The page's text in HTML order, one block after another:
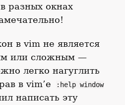
разных окнах
в vim не является
или сложным —
легко нагуглить
в vim’е
:help window
написать эту